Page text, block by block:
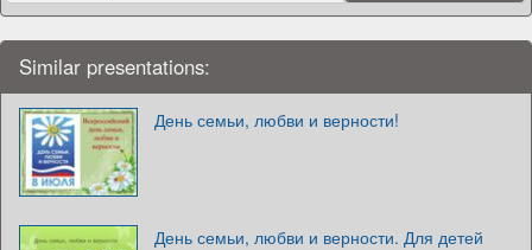
Similar presentations:
День семьи, любви и верности!
День семьи, любви и верности. Для детей